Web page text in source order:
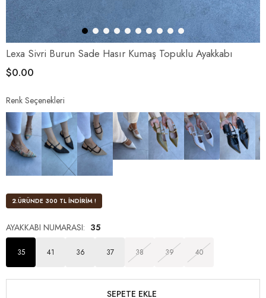
Lexa Sivri Burun Sade Hasır Kumaş Topuklu Ayakkabı
$0.00
Renk Seçenekleri
2.ÜRÜNDE 300 TL İNDİRİM !
AYAKKABI NUMARASI: 35
35 41 36 37 38 39 40